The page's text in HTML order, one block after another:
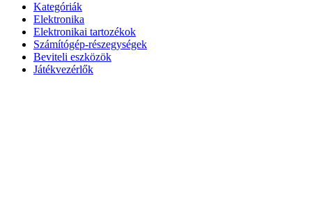
Kategóriák
Elektronika
Elektronikai tartozékok
Számítógép-részegységek
Beviteli eszközök
Játékvezérlők